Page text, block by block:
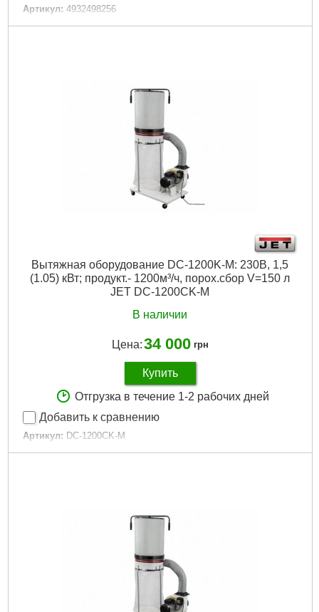
Артикул: 4932498256
Код товара: 29.61.19
Вытяжная оборудование DC-1200K-M: 230В, 1,5
(1.05) кВт; продукт.- 1200м³/ч, порох.сбор V=150 л
JET DC-1200CK-M
В наличии
Цена:34 000 грн
Купить
Отгрузка в течение 1-2 рабочих дней
Добавить к сравнению
Артикул: DC-1200CK-M
Код товара: 29.61.20